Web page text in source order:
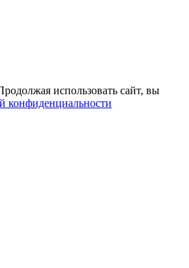
использовать сайт, вы
конфиденциальности